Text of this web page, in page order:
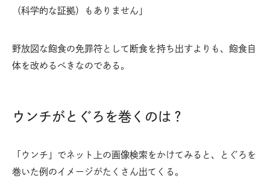
（科学的な証拠）もありません」
野放図な飽食の免罪符として断食を持ち出すよりも、飽食自
体を改めるべきなのである。
ウンチがとぐろを巻くのは？
「ウンチ」でネット上の画像検索をかけてみると、とぐろを
巻いた例のイメージがたくさん出てくる。